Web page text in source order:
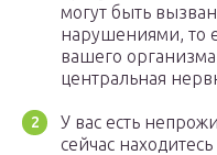
могут быть
нарушениями, то
вашего организма
центральная
У вас есть
сейчас